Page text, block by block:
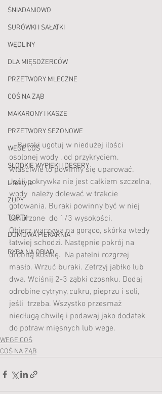
ŚNIADANIOWO
SURÓWKI I SAŁATKI
WĘDLINY
DLA MIĘSOŻERCÓW
PRZETWORY MLECZNE
COŚ NA ZĄB
MAKARONY I KASZE
PRZETWORY SEZONOWE
WEGE COŚ
SŁODKIE WYPIEKI I DESERY
Lifestyle
ZUPY
TORTY
DOMOWA PIEKARNIA
RYBA NA OBIAD
    Buraki ugotuj w niedużej ilości
osolonej wody , od przykryciem.
właściwie to powinny się uparować.
Jeśli pokrywka nie jest całkiem szczelna,
wody  należy dolewać w trakcie
gotowania. Buraki powinny być w niej
zanurzone  do 1/3 wysokości.
Obierz warzywa na gorąco, skórka wtedy
łatwiej schodzi. Następnie pokrój na
drobną kostkę.  Na patelni rozgrzej
masło. Wrzuć buraki. Zetrzyj jabłko lub
dwa. Wciśnij 2-3 ząbki czosnku. Dodaj
odrobine cytryny, cukru, pieprzu i soli,
jeśli  trzeba. Wszystko przesmaż
niedługą chwilę i podawaj jako dodatek
do potraw mięsnych lub wege.
WEGE COŚ
COŚ NA ZĄB